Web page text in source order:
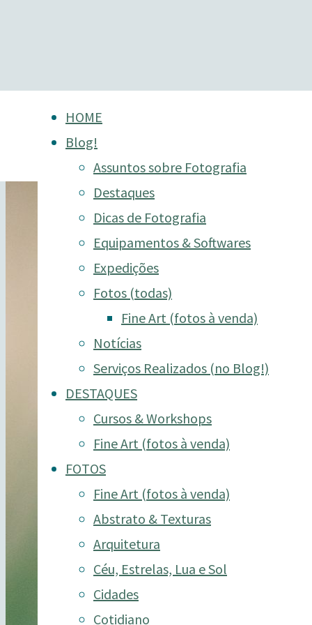
HOME
Blog!
Assuntos sobre Fotografia
Destaques
Dicas de Fotografia
Equipamentos & Softwares
Expedições
Fotos (todas)
Fine Art (fotos à venda)
Notícias
Serviços Realizados (no Blog!)
DESTAQUES
Cursos & Workshops
Fine Art (fotos à venda)
FOTOS
Fine Art (fotos à venda)
Abstrato & Texturas
Arquitetura
Céu, Estrelas, Lua e Sol
Cidades
Cotidiano